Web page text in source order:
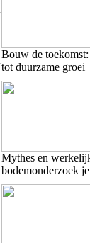
Bouw de
tot duurzame groei
Mythes en
bodemonderzoek